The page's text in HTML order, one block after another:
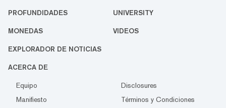
PROFUNDIDADES UNIVERSITY
MONEDAS VIDEOS
EXPLORADOR DE NOTICIAS
ACERCA DE
Equipo
Disclosures
Manifiesto
Términos y Condiciones